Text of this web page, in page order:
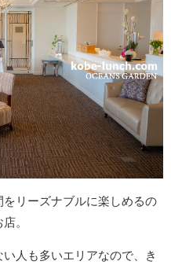
リーズナブルに楽しめるの
。
人も多いエリアなので、き